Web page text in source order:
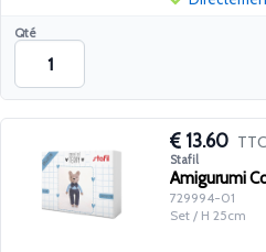
Qté
13.60 TTC
Stafil
Amigurumi
729994-01
Set / H 25cm